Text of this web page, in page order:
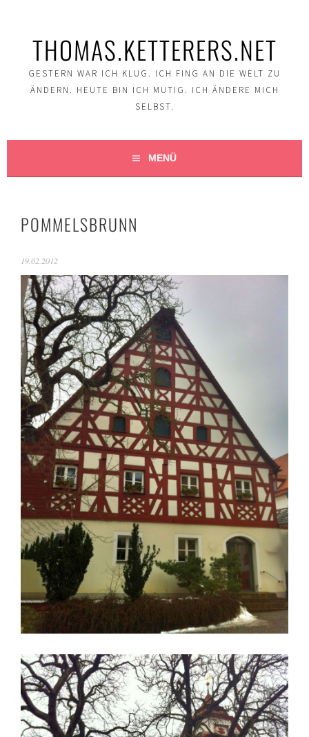
THOMAS.KETTERERS.NET
GESTERN WAR ICH KLUG. ICH FING AN DIE WELT ZU
ÄNDERN. HEUTE BIN ICH MUTIG. ICH ÄNDERE MICH
SELBST.
MENÜ
POMMELSBRUNN
19.02.2012